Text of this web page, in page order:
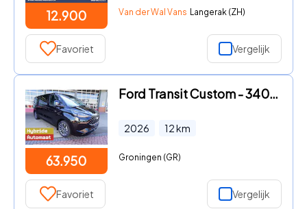
12.900 Van der Wal Vans Langerak (ZH)
Favoriet Vergelijk
63.950
Ford Transit Custom - 340L 2.5 PHEV 233PK L2H1 Titanium X 8 Persoons PHEV Automaat
2026 12km
Groningen (GR)
Favoriet Vergelijk